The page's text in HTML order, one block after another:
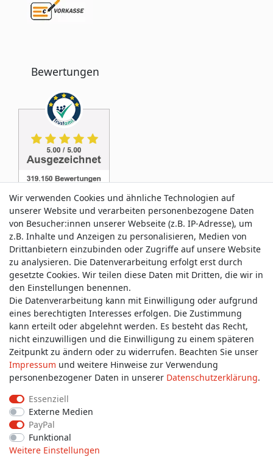
Bewertungen
Service & Kontakt
Wünschen Sie einen Rückruf?
service@allmyclothes.de
Schreiben Sie uns:
service@allmyclothes.de
Impressum
Widerrufs­recht
Wir verwenden Cookies und ähnliche Technologien auf
unserer Website und verarbeiten personenbezogene Daten
von Besucher:innen unserer Webseite (z.B. IP-Adresse), um
z.B. Inhalte und Anzeigen zu personalisieren, Medien von
Drittanbietern einzubinden oder Zugriffe auf unsere Website
zu analysieren. Die Datenverarbeitung erfolgt erst durch
gesetzte Cookies. Wir teilen diese Daten mit Dritten, die wir in
den Einstellungen benennen.
Die Datenverarbeitung kann mit Einwilligung oder aufgrund
eines berechtigten Interesses erfolgen. Die Zustimmung
kann erteilt oder abgelehnt werden. Es besteht das Recht,
nicht einzuwilligen und die Einwilligung zu einem späteren
Zeitpunkt zu ändern oder zu widerrufen. Beachten Sie unser
Impressum und weitere Hinweise zur Verwendung
personenbezogener Daten in unserer Daten­schutz­erklärung.
Essenziell
Externe Medien
PayPal
Funktional
Weitere Einstellungen